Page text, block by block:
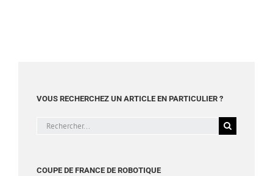
VOUS RECHERCHEZ UN ARTICLE EN PARTICULIER ?
Rechercher:
COUPE DE FRANCE DE ROBOTIQUE